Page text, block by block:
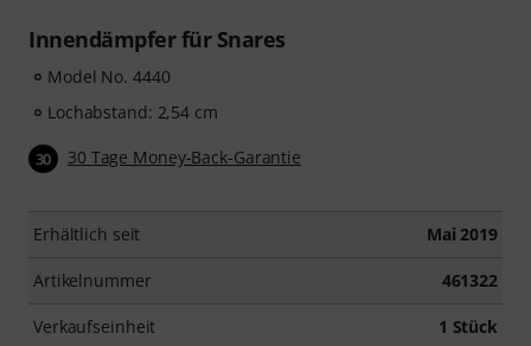
Innendämpfer für Snares
Model No. 4440
Lochabstand: 2,54 cm
30 30 Tage Money-Back-Garantie
Erhältlich seit Mai 2019
Artikelnummer 461322
Verkaufseinheit 1 Stück